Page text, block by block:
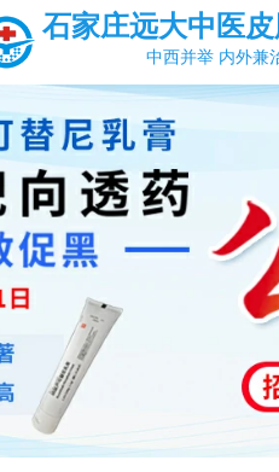
石家庄远大中医
中西并举 内外兼